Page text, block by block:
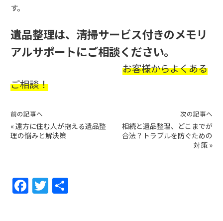
す。
遺品整理は、清掃サービス付きのメモリ
アルサポートにご相談ください。
お客様からよくある
ご相談！
前の記事へ
« 遠方に住む人が抱える遺品整
理の悩みと解決策
次の記事へ
相続と遺品整理、どこまでが
合法？トラブルを防ぐための
対策 »
F
a
T
w